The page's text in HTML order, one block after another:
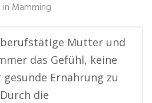
Mamming
Mutter und
das Gefühl, keine
Ernährung zu
die